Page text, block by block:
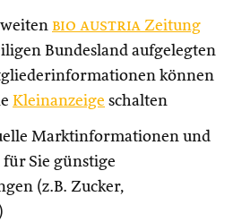
bio austria Zeitung
Bundesland aufgelegten
können
Kleinanzeige schalten
Marktinformationen und
Sie günstige
(z.B. Zucker,